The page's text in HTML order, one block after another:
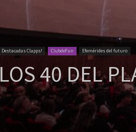
Destacadas Clapps! ClubdeFun Efemérides del futuro
LOS 40 DEL